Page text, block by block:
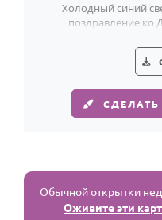
Холодный синий
поздравление
Обычной открытки
Оживите эти